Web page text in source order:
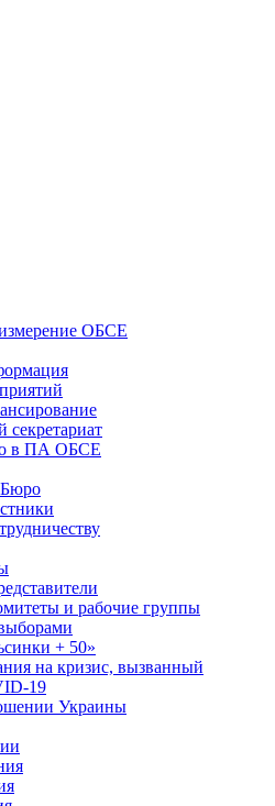
ОБСЕ
в ПА ОБСЕ
Бюро
и рабочие группы
+ 50»
на кризис, вызванный
19
Украины